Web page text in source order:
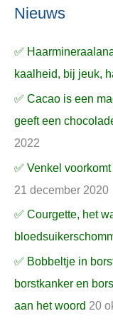
Nieuws
✅
kaalheid, bij jeuk,
✅ Cacao is een
geeft een
2022
✅ Venkel
21 december 2020
✅ Courgette, het
✅ Bobbeltje in
borstkanker en
aan het woord 20